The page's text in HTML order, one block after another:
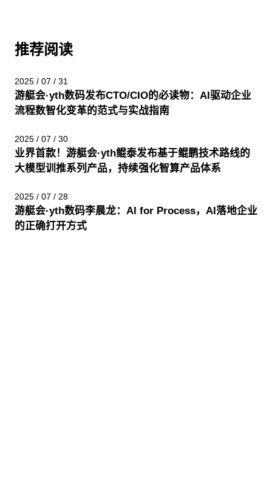
推荐阅读
2025 / 07 / 31
游艇会·yth数码发布CTO/CIO的必读物：AI驱动企业
流程数智化变革的范式与实战指南
2025 / 07 / 30
业界首款！游艇会·yth鲲泰发布基于鲲鹏技术路线的
大模型训推系列产品，持续强化智算产品体系
2025 / 07 / 28
游艇会·yth数码李晨龙：AI for Process，AI落地企业
的正确打开方式